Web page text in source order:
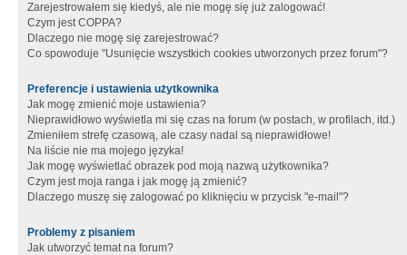
Zarejestrowałem się kiedyś, ale nie mogę się już zalogować!
Czym jest COPPA?
Dlaczego nie mogę się zarejestrować?
Co spowoduje "Usunięcie wszystkich cookies utworzonych przez forum"?
Preferencje i ustawienia użytkownika
Jak mogę zmienić moje ustawienia?
Nieprawidłowo wyświetla mi się czas na forum (w postach, w profilach, itd.)
Zmieniłem strefę czasową, ale czasy nadal są nieprawidłowe!
Na liście nie ma mojego języka!
Jak mogę wyświetlać obrazek pod moją nazwą użytkownika?
Czym jest moja ranga i jak mogę ją zmienić?
Dlaczego muszę się zalogować po kliknięciu w przycisk "e-mail"?
Problemy z pisaniem
Jak utworzyć temat na forum?